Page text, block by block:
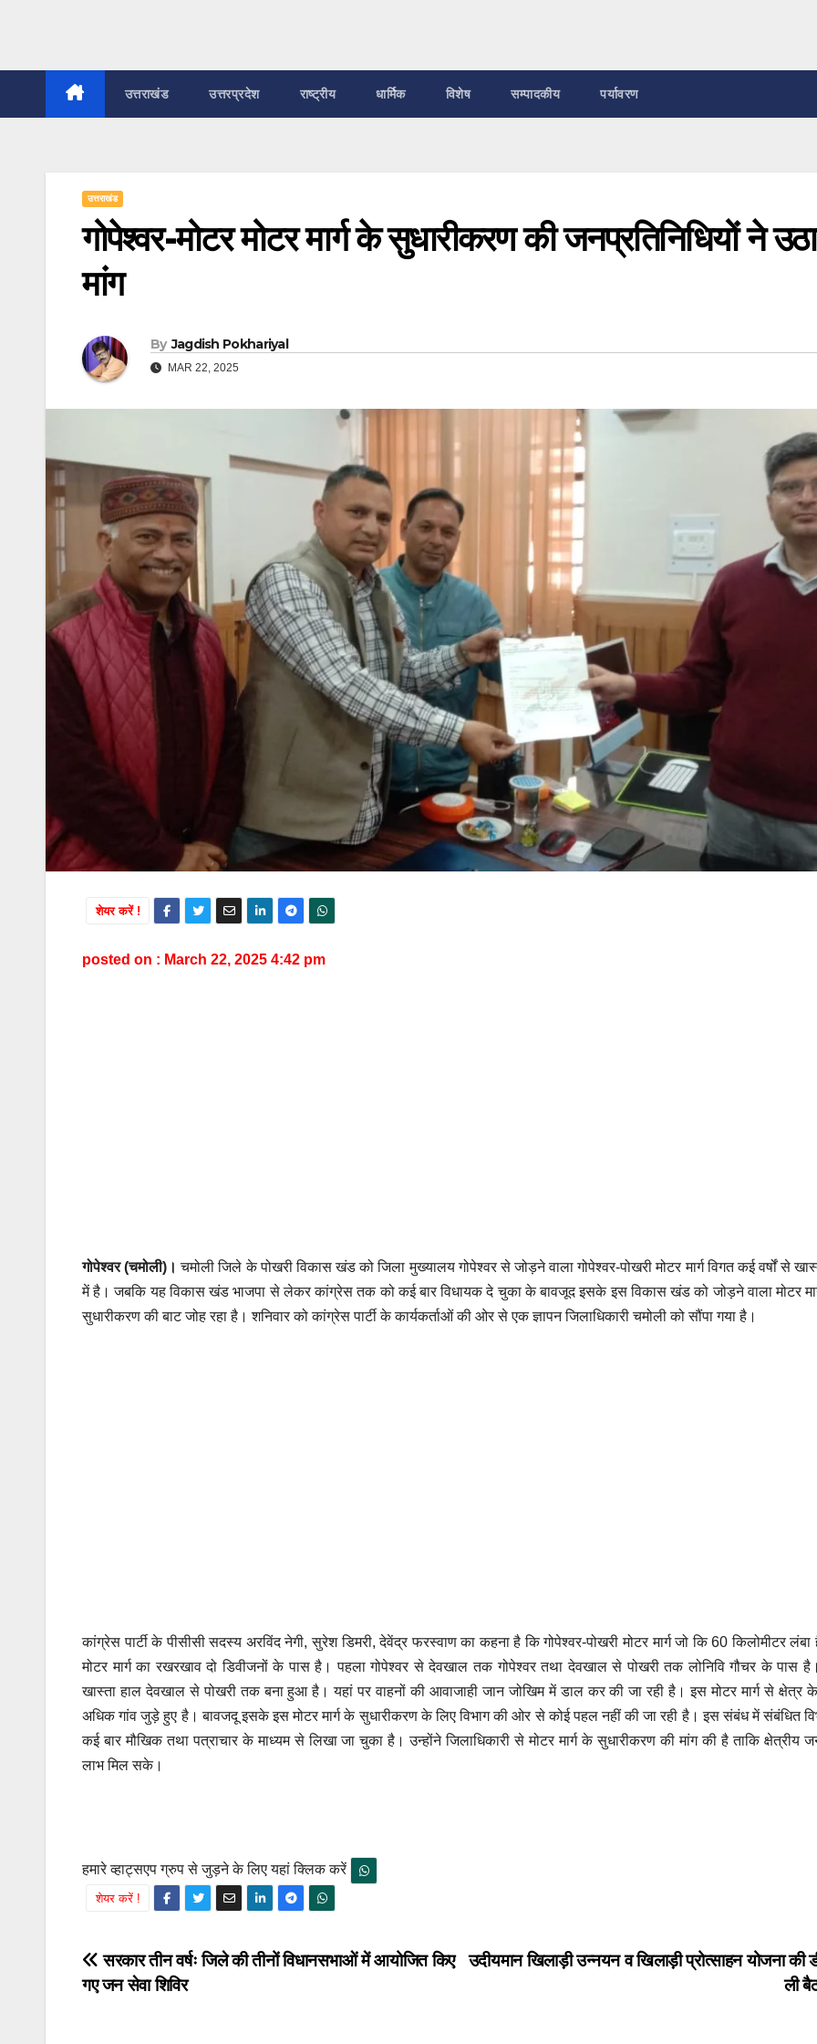
उत्तराखंड उत्तरप्रदेश राष्ट्रीय धार्मिक विशेष सम्पादकीय पर्यावरण
उत्तराखंड
गोपेश्वर-मोटर मोटर मार्ग के सुधारीकरण की जनप्रतिनिधियों ने
मांग
By Jagdish Pokhariyal
MAR 22, 2025
शेयर करें !
posted on : March 22, 2025 4:42 pm
गोपेश्वर (चमोली)। चमोली जिले के पोखरी विकास खंड को जिला मुख्यालय गोपेश्वर से जोड़ने वाला गोपेश्वर-पोखरी मोटर मार्ग विगत कई वर्षों से
में है। जबकि यह विकास खंड भाजपा से लेकर कांग्रेस तक को कई बार विधायक दे चुका के बावजूद इसके इस विकास खंड को जोड़ने वाला मोटर
सुधारीकरण की बाट जोह रहा है। शनिवार को कांग्रेस पार्टी के कार्यकर्ताओं की ओर से एक ज्ञापन जिलाधिकारी चमोली को सौंपा गया है।
कांग्रेस पार्टी के पीसीसी सदस्य अरविंद नेगी, सुरेश डिमरी, देवेंद्र फरस्वाण का कहना है कि गोपेश्वर-पोखरी मोटर मार्ग जो कि 60 किलोमीटर
मोटर मार्ग का रखरखाव दो डिवीजनों के पास है। पहला गोपेश्वर से देवखाल तक गोपेश्वर तथा देवखाल से पोखरी तक लोनिवि गौचर के पास
खास्ता हाल देवखाल से पोखरी तक बना हुआ है। यहां पर वाहनों की आवाजाही जान जोखिम में डाल कर की जा रही है। इस मोटर मार्ग से क्षेत्र
अधिक गांव जुड़े हुए है। बावजदू इसके इस मोटर मार्ग के सुधारीकरण के लिए विभाग की ओर से कोई पहल नहीं की जा रही है। इस संबंध में संबंधित
कई बार मौखिक तथा पत्राचार के माध्यम से लिखा जा चुका है। उन्होंने जिलाधिकारी से मोटर मार्ग के सुधारीकरण की मांग की है ताकि क्षेत्रीय
लाभ मिल सके।
हमारे व्हाट्सएप ग्रुप से जुड़ने के लिए यहां क्लिक करें
शेयर करें !
Post
navigation
उदीयमान खिलाड़ी उन्नयन व खिलाड़ी प्रोत्साहन योजना की
ली
सरकार तीन वर्षः जिले की तीनों विधानसभाओं में आयोजित किए
गए जन सेवा शिविर
चोरी: एसआईटी ने
तीसरे आरोपी को
AUGUST 7, 2026 JAGDISH
POKHARIYAL
विस्तार में
अनदेखी,
AUGUST 7,